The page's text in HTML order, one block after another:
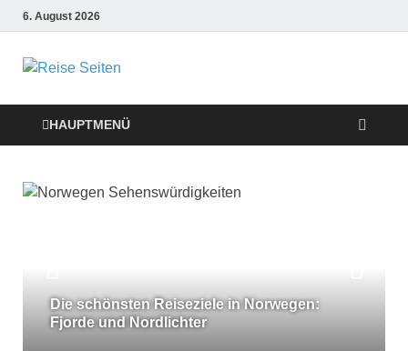
6. August 2026
Die besten
Reise-Webseiten
für Ihre perfekte
HAUPTMENÜ
Die schönsten Reiseziele in Norwegen:
Fjorde und Nordlichter